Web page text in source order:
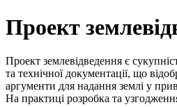
Проект
Проект землевідведення є
та технічної документації, що
аргументи для надання землі у
На практиці розробка та